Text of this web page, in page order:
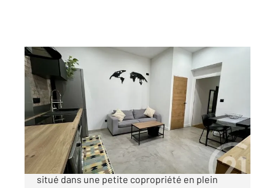
LA ROCHELLE 17
33,21 m2, 2 pièces
Ref : 22068
Appartement T2 à vendre
179 900 €
Venez découvrir ce charmant appartement
situé dans une petite copropriété en plein